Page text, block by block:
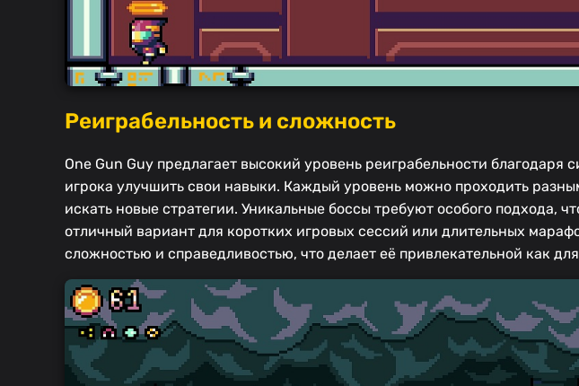
Реиграбельность и сложность
One Gun Guy предлагает высокий уровень реиграбельности
игрока улучшить свои навыки. Каждый уровень можно проходить
искать новые стратегии. Уникальные боссы требуют особого подхода,
отличный вариант для коротких игровых сессий или длительных
сложностью и справедливостью, что делает её привлекательной как